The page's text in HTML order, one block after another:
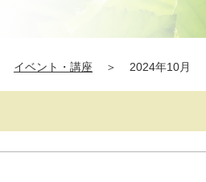
イベント・講座 ＞ 2024年10月